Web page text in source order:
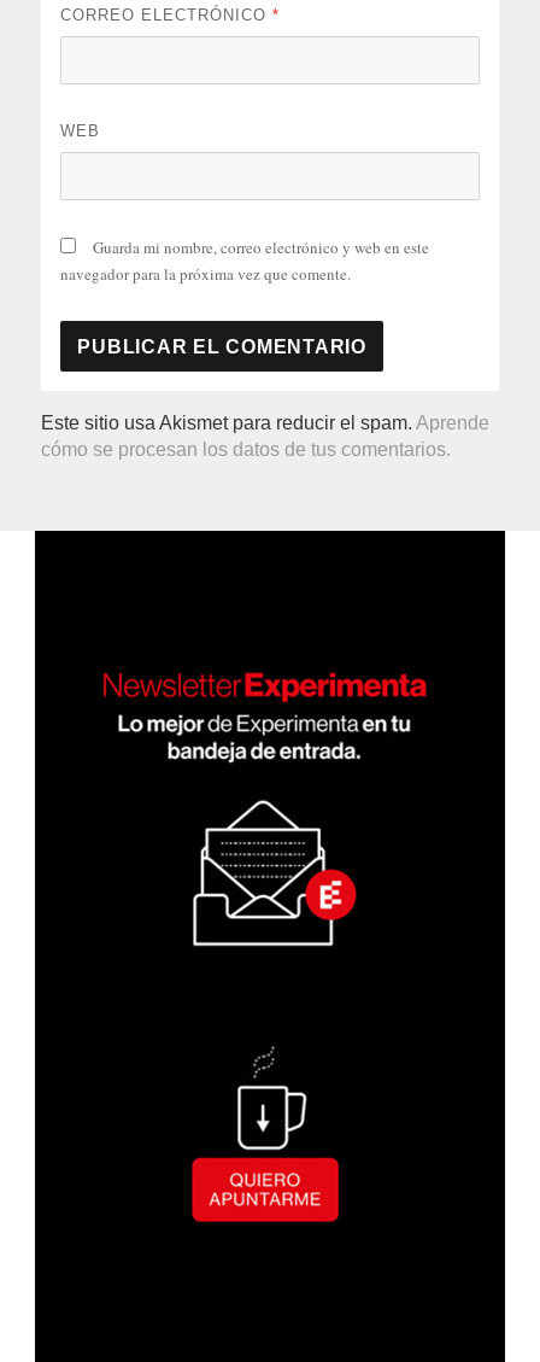
CORREO ELECTRÓNICO*
WEB
Guarda mi nombre, correo electrónico y web en este
navegador para la próxima vez que comente.
Este sitio usa Akismet para reducir el spam.Aprende
cómo se procesan los datos de tus comentarios.